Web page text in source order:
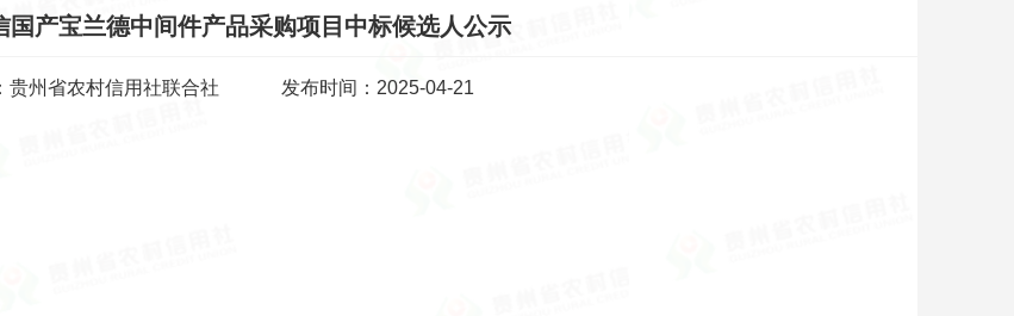
国产宝兰德中间件产品采购项目中标候选人公示
贵州省农村信用社联合社 发布时间：2025-04-21